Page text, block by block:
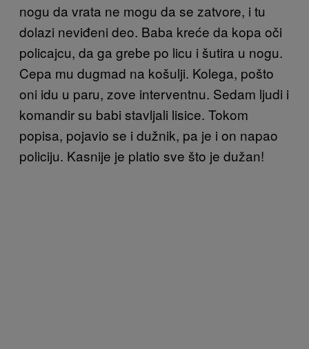
nogu da vrata ne mogu da se zatvore, i tu
dolazi neviđeni deo. Baba kreće da kopa oči
policajcu, da ga grebe po licu i šutira u nogu.
Cepa mu dugmad na košulji. Kolega, pošto
oni idu u paru, zove interventnu. Sedam ljudi i
komandir su babi stavljali lisice. Tokom
popisa, pojavio se i dužnik, pa je i on napao
policiju. Kasnije je platio sve što je dužan!